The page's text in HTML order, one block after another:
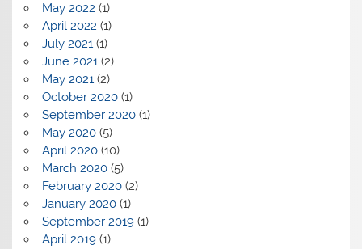
May 2022 (1)
April 2022 (1)
July 2021(1)
June 2021(2)
May 2021(2)
October 2020(1)
September 2020(1)
May 2020(5)
April 2020(10)
March 2020(5)
February 2020(2)
January 2020(1)
September 2019(1)
April 2019(1)